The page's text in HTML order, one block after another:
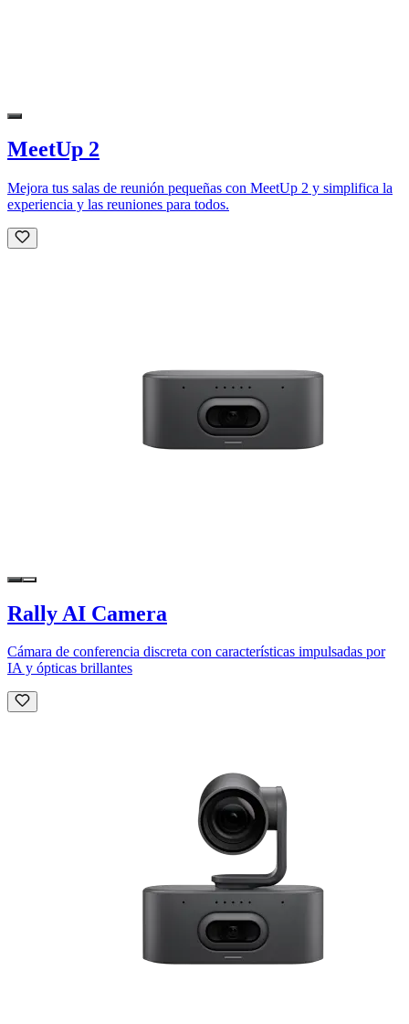
MeetUp 2
Mejora tus salas de reunión pequeñas con MeetUp 2 y simplifica la
experiencia y las reuniones para todos.
Rally AI Camera
Cámara de conferencia discreta con características impulsadas por
IA y ópticas brillantes